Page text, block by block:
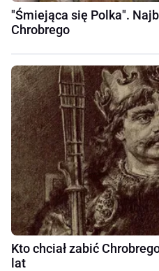
"Śmiejąca się Polka".
Chrobrego
Kto chciał zabić
lat